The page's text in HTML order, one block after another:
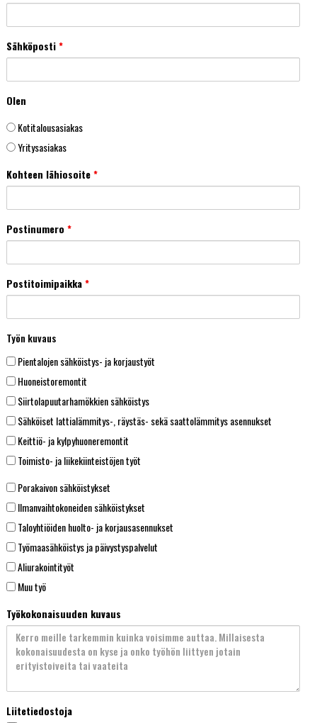
Sähköposti*
Olen
Kotitalousasiakas
Yritysasiakas
Kohteen lähiosoite*
Postinumero *
Postitoimipaikka*
Työn kuvaus
Työnkuvaus
Pientalojen sähköistys- ja korjaustyöt
Huoneistoremontit
Siirtolapuutarhamökkien sähköistys
Sähköiset lattialämmitys-, räystäs- sekä saattolämmitys asennukset
Keittiö- ja kylpyhuoneremontit
Toimisto- ja liikekiinteistöjen työt
työnkuvaus2
Porakaivon sähköistykset
Ilmanvaihtokoneiden sähköistykset
Taloyhtiöiden huolto- ja korjausasennukset
Työmaasähköistys ja päivystyspalvelut
Aliurakointityöt
Muu työ
Työkokonaisuuden kuvaus
Liitetiedostoja